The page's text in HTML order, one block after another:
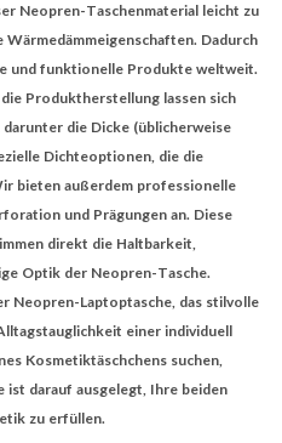
Neopren-Taschenmaterial leicht zu
Dadurch
und funktionelle Produkte weltweit.
Produktherstellung lassen sich
die Dicke (üblicherweise
Dichteoptionen, die die
bieten außerdem professionelle
und Prägungen an. Diese
direkt die Haltbarkeit,
Optik der Neopren-Tasche.
Neopren-Laptoptasche, das stilvolle
einer individuell
Kosmetiktäschchens suchen,
darauf ausgelegt, Ihre beiden
zu erfüllen.